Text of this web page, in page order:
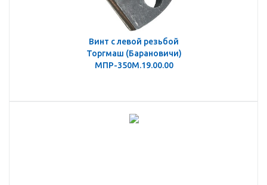
Винт с левой резьбой
Торгмаш (Барановичи)
МПР-350М.19.00.00